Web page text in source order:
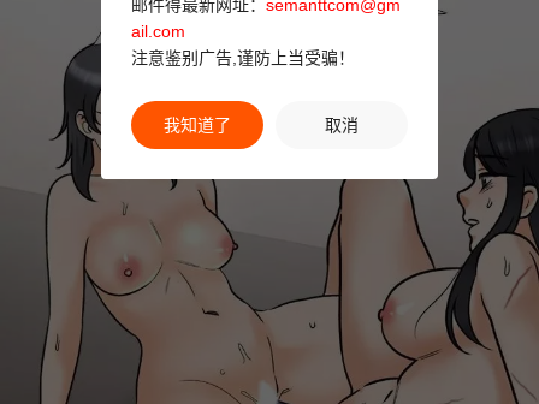
邮件得最新网址： semanttcom@gm
ail.com
注意鉴别广告,谨防上当受骗！
我知道了 取消